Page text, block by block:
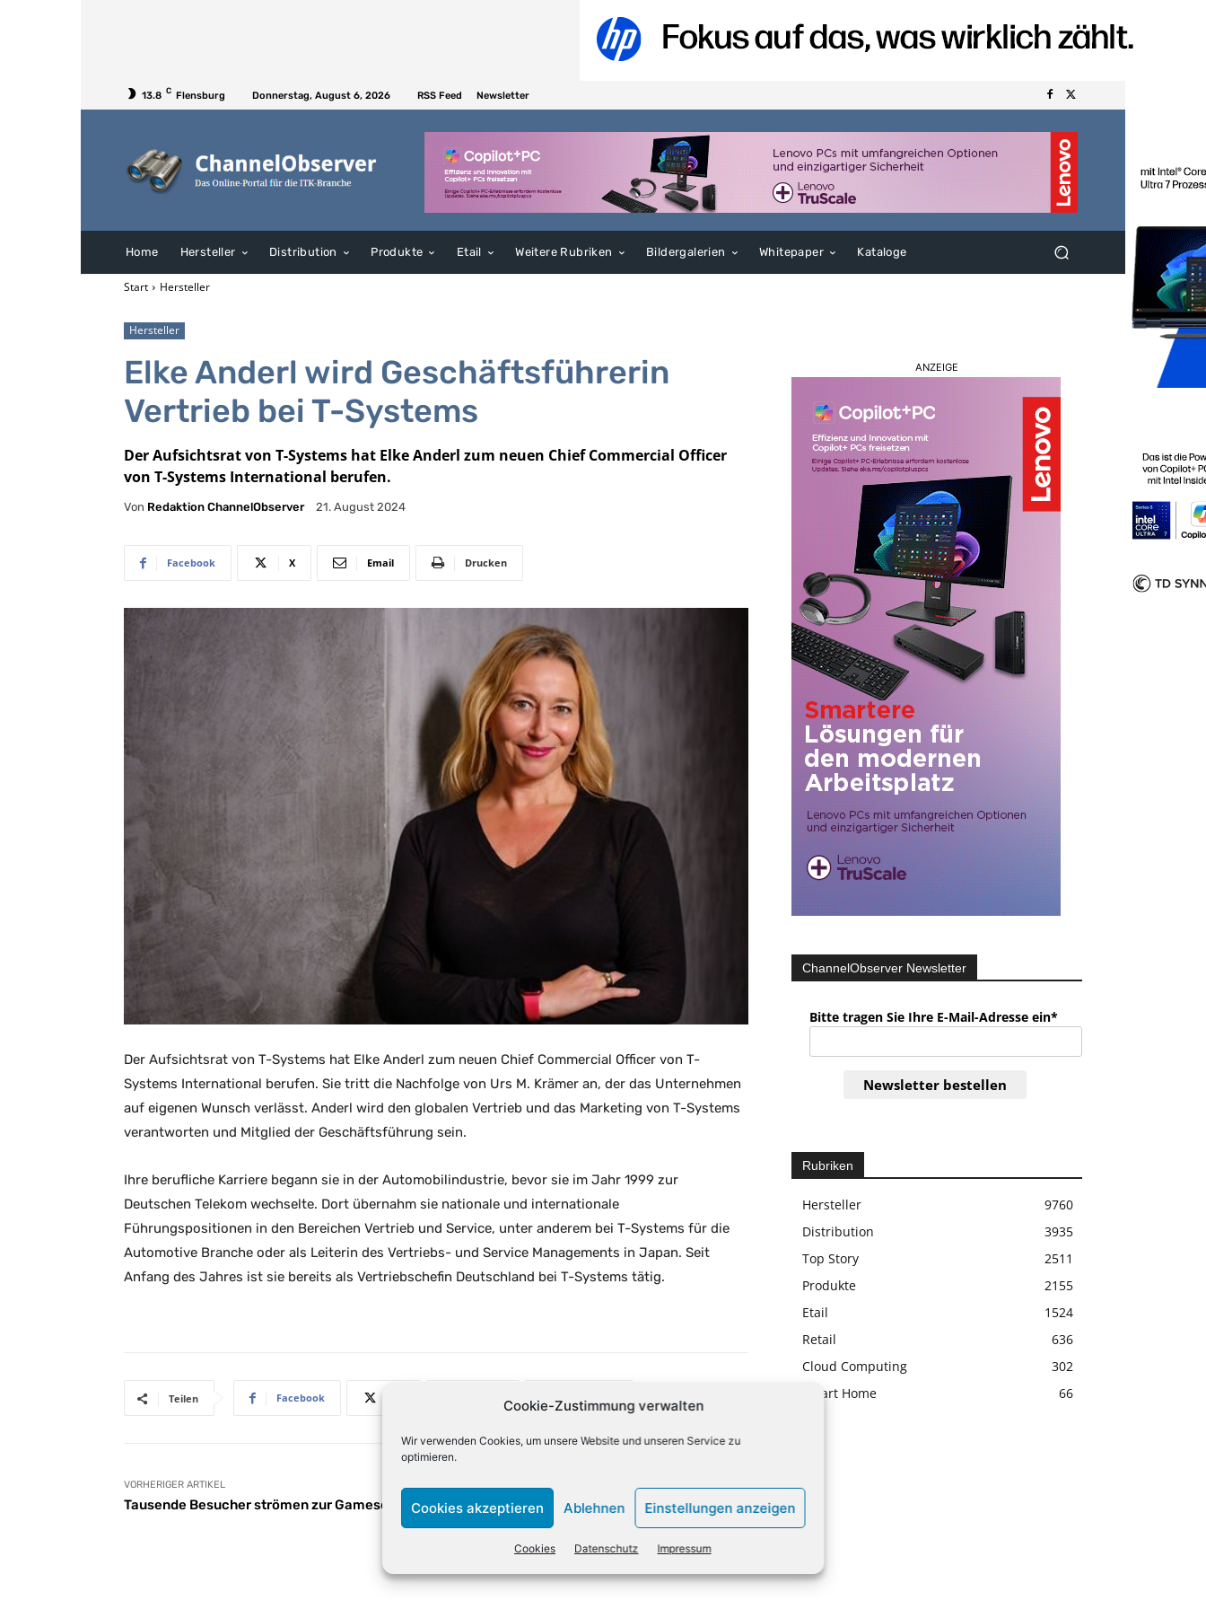
Cookie-Zustimmung verwalten
Wir verwenden Cookies, um unsere Website und unseren Service zu
optimieren.
Cookies akzeptieren Ablehnen Einstellungen anzeigen
Cookies Datenschutz Impressum
13.8 C Flensburg Donnerstag, August 6, 2026 RSS Feed Newsletter
Home Hersteller Distribution Produkte Etail Weitere Rubriken Bildergalerien Whitepaper Kataloge
Start Hersteller
Hersteller
Elke Anderl wird Geschäftsführerin
Vertrieb bei T-Systems
Der Aufsichtsrat von T-Systems hat Elke Anderl zum neuen Chief Commercial Officer
von T-Systems International berufen.
Von Redaktion ChannelObserver 21. August 2024
Facebook X Email Drucken
Der Aufsichtsrat von T-Systems hat Elke Anderl zum neuen Chief Commercial Officer von T-
Systems International berufen. Sie tritt die Nachfolge von Urs M. Krämer an, der das Unternehmen
auf eigenen Wunsch verlässt. Anderl wird den globalen Vertrieb und das Marketing von T-Systems
verantworten und Mitglied der Geschäftsführung sein.
Ihre berufliche Karriere begann sie in der Automobilindustrie, bevor sie im Jahr 1999 zur
Deutschen Telekom wechselte. Dort übernahm sie nationale und internationale
Führungspositionen in den Bereichen Vertrieb und Service, unter anderem bei T-Systems für die
Automotive Branche oder als Leiterin des Vertriebs- und Service Managements in Japan. Seit
Anfang des Jahres ist sie bereits als Vertriebschefin Deutschland bei T-Systems tätig.
Teilen Facebook Drucken
VORHERIGER ARTIKEL
Tausende Besucher strömen zur Gamescom VAD Prianto expandiert nach Südafrika
ANZEIGE
ChannelObserver Newsletter
Bitte tragen Sie Ihre E-Mail-Adresse ein*
Newsletter bestellen
Rubriken
Hersteller
9760
Distribution
3935
Top Story
2511
Produkte
2155
Etail
1524
Retail
636
Cloud Computing
302
Smart Home
66